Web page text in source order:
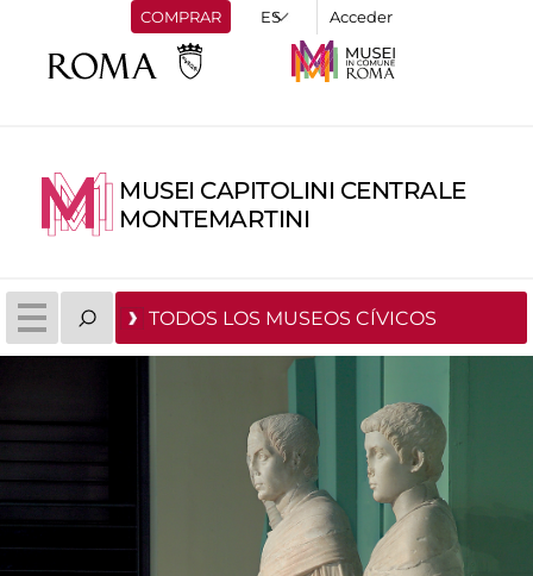
COMPRAR Acceder
MUSEI CAPITOLINI CENTRALE
MONTEMARTINI
TODOS LOS MUSEOS CÍVICOS